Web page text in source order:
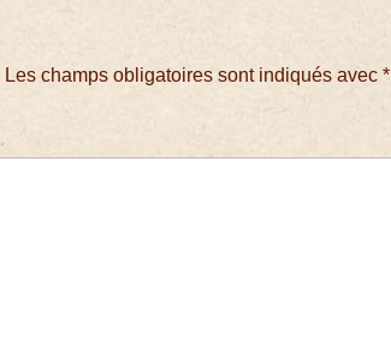
Les champs obligatoires sont indiqués avec*